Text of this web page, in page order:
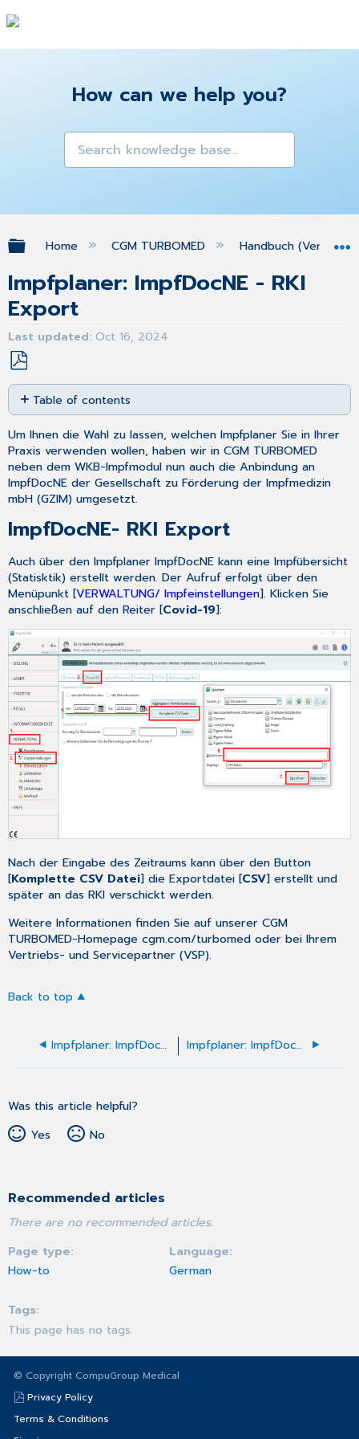
How can we help you?
Expand/collapse global hierarchy
Home CGM TURBOMED Handbuch (Version
Impfplaner: ImpfDocNE - RKI
Export
Last updated Oct 16, 2024
Save
as
PDF
Table of contents
RKI
Export
Um Ihnen die Wahl zu lassen, welchen Impfplaner Sie in Ihrer
Praxis verwenden wollen, haben wir in CGM TURBOMED
neben dem WKB-Impfmodul nun auch die Anbindung an
ImpfDocNE der Gesellschaft zu Förderung der Impfmedizin
mbH (GZIM) umgesetzt.
ImpfDocNE- RKI Export
Auch über den ImpfplanerImpfDocNE kann eine Impfübersicht
(Statisktik) erstellt werden. Der Aufruf erfolgt über den
Menüpunkt [VERWALTUNG/ Impfeinstellungen]. Klicken Sie
anschließen auf den Reiter [Covid-19]:
Nach der Eingabe des Zeitraums kann über den Button
[Komplette CSV Datei] die Exportdatei [CSV] erstellt und
später an das RKI verschickt werden.
Weitere Informationen finden Sie auf unserer CGM
TURBOMED-Homepagecgm.com/turbomed oder bei Ihrem
Vertriebs- und Servicepartner (VSP).
Back to top
Impfplaner: ImpfDocNE - Installation (PDF) Impfplaner: ImpfDocNE - Zusätzliche Impfplaner
Was this article helpful?
Yes
No
Recommended articles
There are no recommended articles.
Page type
How-to
Language
German
Tags
This page has no tags.
© Copyright CompuGroup Medical
Privacy Policy
Terms & Conditions